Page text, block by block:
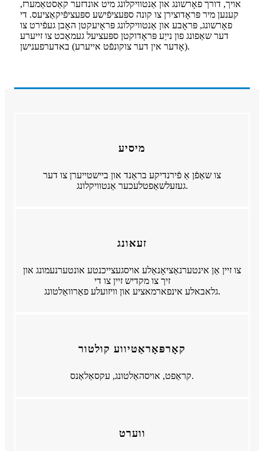
אויך, דורך פאָרשונג און אַנטוויקלונג מיט אונדזער קאַסטאַמערז,
קענען מיר פּראָדוצירן צו קונה ספּעציפֿישע ספּעציפֿיקאַציעס. די
פאָרשונג, פּראָבע און אַנטוויקלונג פּראָיעקטן האָבן געפֿירט צו
דער שאַפונג פון נייַע פּראָדוקטן ספּעציעל געמאַכט צו זייערע
(אָדער אין דער צוקונפֿט אייערע) באדערפענישן.
מיסיע
צו שאַפֿן אַ פֿירנדיקע בראַנד און ביישטייערן צו דער
געזעלשאַפטלעכער אַנטוויקלונג.
זעאונג
צו זיין אַן אינטערנאַציאָנאַלע אויסגעצייכנטע אונטערנעמונג און
זיך צו מקדיש זיין צו די
גלאבאלע אינפארמאציע און וויזועלע פאַרוואַלטונג.
קאָרפּאָראַטיווע קולטור
קראַפט, אויסהאַלטונג, עקסאַלאַנס.
ווערט